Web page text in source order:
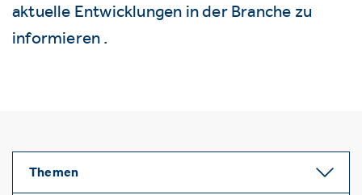
aktuelle Entwicklungen in der Branche zu
informieren .
Themen